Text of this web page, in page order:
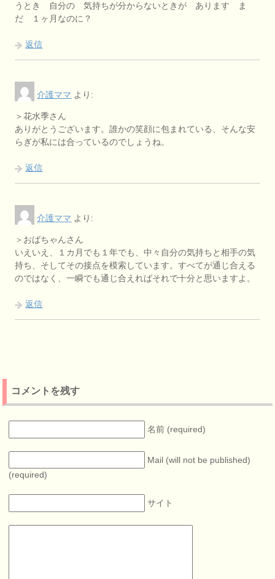
うとき 自分の 気持ちが分からないときが あります ま
だ １ヶ月なのに？
返信
介護ママ より:
＞花水季さん
ありがとうございます。誰かの笑顔に包まれている、そんな安
らぎが私には合っているのでしょうね。
返信
介護ママ より:
＞おばちゃんさん
いえいえ、１カ月でも１年でも、中々自分の気持ちと相手の気
持ち、そしてその接点を模索しています。すべてが通じ合える
のではなく、一瞬でも通じ合えればそれで十分と思いますよ。
返信
コメントを残す
名前 (required)
Mail (will not be published)
(required)
サイト